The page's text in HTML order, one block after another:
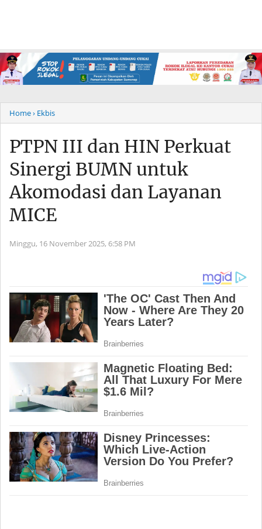
Home› Ekbis
PTPN III dan HIN Perkuat
Sinergi BUMN untuk
Akomodasi dan Layanan
MICE
Minggu, 16 November 2025, 6:58 PM